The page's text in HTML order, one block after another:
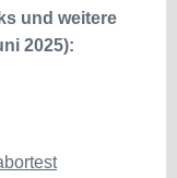
und weitere
2025):